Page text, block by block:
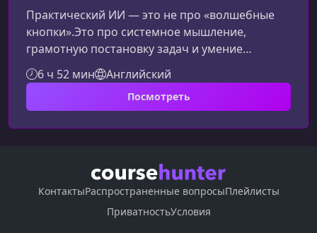
Практический ИИ — это не про «волшебные
кнопки».Это про системное мышление,
грамотную постановку задач и умение
превращать ИИ в реальный рабочий
инструмент.Почему практическая
AI‑грамотность — ключевой навык сегодняИИ
который умеет работать быстрее, точнее и
Большинство пользователей делает
поверхностные запросы и получает
нестабильный результат. Этот курс помогает
6 ч 52 мин Английский
Посмотреть
КонтактыРаспространенные вопросыПлейлисты
ПриватностьУсловия